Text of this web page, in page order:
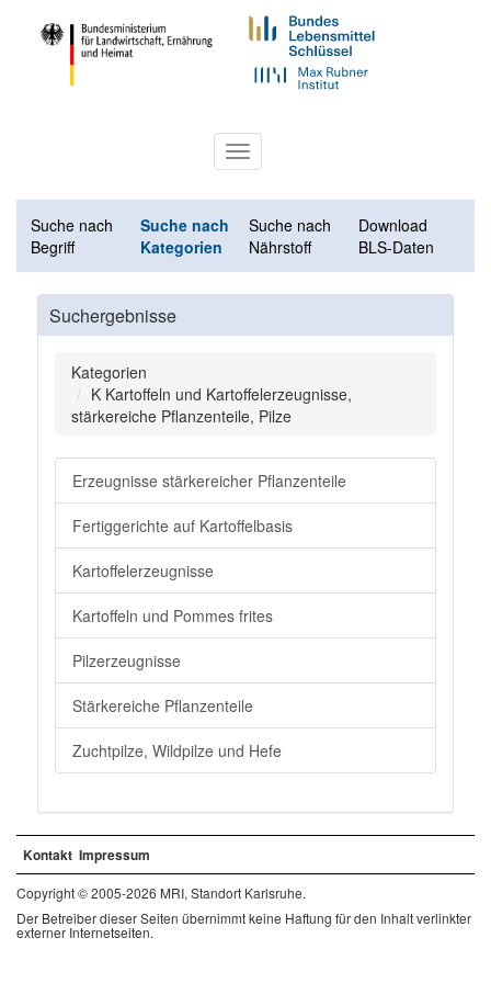
Toggle
navigation
Suche nach
Begriff
Suche nach
Kategorien
Suche nach
Nährstoff
Download
BLS-Daten
Suchergebnisse
Kategorien
K Kartoffeln und Kartoffelerzeugnisse,
stärkereiche Pflanzenteile, Pilze
Erzeugnisse stärkereicher Pflanzenteile
Fertiggerichte auf Kartoffelbasis
Kartoffelerzeugnisse
Kartoffeln und Pommes frites
Pilzerzeugnisse
Stärkereiche Pflanzenteile
Zuchtpilze, Wildpilze und Hefe
Kontakt Impressum
Copyright © 2005-2026 MRI, Standort Karlsruhe.
Der Betreiber dieser Seiten übernimmt keine Haftung für den Inhalt verlinkter
externer Internetseiten.